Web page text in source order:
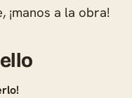
¡manos a la obra!